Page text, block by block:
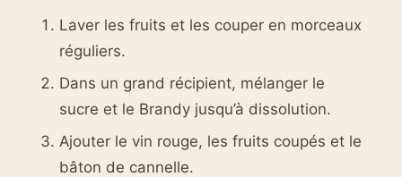
Laver les fruits et les couper en morceaux
réguliers.
Dans un grand récipient, mélanger le
sucre et le Brandy jusqu’à dissolution.
Ajouter le vin rouge, les fruits coupés et le
bâton de cannelle.